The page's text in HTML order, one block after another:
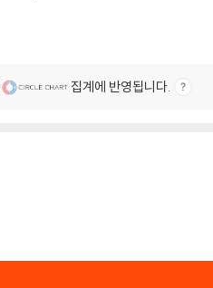
집계에 반영됩니다.